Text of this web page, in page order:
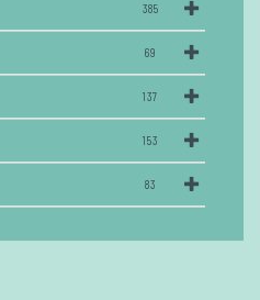
385
69
137
153
83